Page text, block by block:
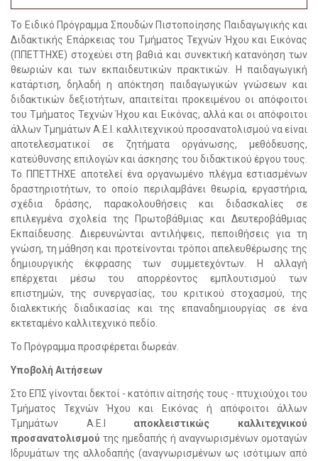
Το Ειδικό Πρόγραμμα Σπουδών Πιστοποίησης Παιδαγωγικής και
Διδακτικής Επάρκειας του Τμήματος Τεχνών Ήχου και Εικόνας
(ΠΠΕΤΤΗΧΕ) στοχεύει στη βαθιά και συνεκτική κατανόηση των
θεωριών και των εκπαιδευτικών πρακτικών. Η παιδαγωγική
κατάρτιση, δηλαδή η απόκτηση παιδαγωγικών γνώσεων και
διδακτικών δεξιοτήτων, απαιτείται προκειμένου οι απόφοιτοι
του Τμήματος Τεχνών Ήχου και Εικόνας, αλλά και οι απόφοιτοι
άλλων Τμημάτων Α.Ε.Ι. καλλιτεχνικού προσανατολισμού να είναι
αποτελεσματικοί σε ζητήματα οργάνωσης, μεθόδευσης,
κατεύθυνσης επιλογών και άσκησης του διδακτικού έργου τους.
Το ΠΠΕΤΤΗΧΕ αποτελεί ένα οργανωμένο πλέγμα εστιασμένων
δραστηριοτήτων, το οποίο περιλαμβάνει θεωρία, εργαστήρια,
σχέδια δράσης, παρακολουθήσεις και διδασκαλίες σε
επιλεγμένα σχολεία της Πρωτοβάθμιας και Δευτεροβάθμιας
Εκπαίδευσης. Διερευνώνται αντιλήψεις, πεποιθήσεις για τη
γνώση, τη μάθηση και προτείνονται τρόποι απελευθέρωσης της
δημιουργικής έκφρασης των συμμετεχόντων. Η αλλαγή
επέρχεται μέσω του απορρέοντος εμπλουτισμού των
επιστημών, της συνεργασίας, του κριτικού στοχασμού, της
διαλεκτικής διαδικασίας και της επαναδημιουργίας σε ένα
εκτεταμένο καλλιτεχνικό πεδίο.
Το Πρόγραμμα προσφέρεται δωρεάν.
Υποβολή Αιτήσεων
Στο ΕΠΣ γίνονται δεκτοί - κατόπιν αίτησής τους - πτυχιούχοι του
Τμήματος Τεχνών Ήχου και Εικόνας ή απόφοιτοι άλλων
Τμημάτων Α.Ε.Ι αποκλειστικώς καλλιτεχνικού
προσανατολισμού της ημεδαπής ή αναγνωρισμένων ομοταγών
Ιδρυμάτων της αλλοδαπής (αναγνωρισμένων ως ισότιμων από